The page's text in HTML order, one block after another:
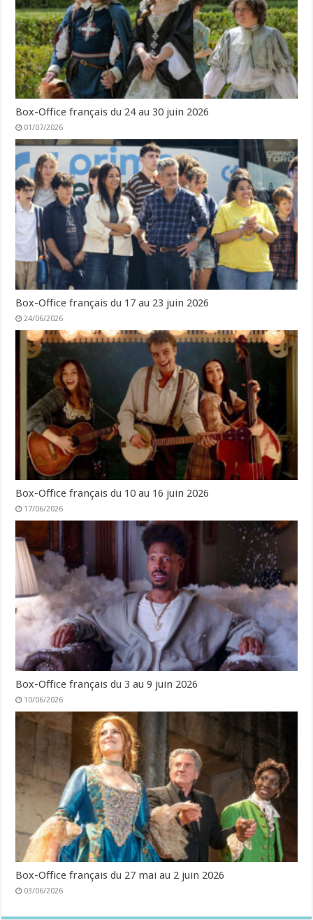
Box-Office français du 24 au 30 juin 2026
01/07/2026
Box-Office français du 17 au 23 juin 2026
24/06/2026
Box-Office français du 10 au 16 juin 2026
17/06/2026
Box-Office français du 3 au 9 juin 2026
10/06/2026
Box-Office français du 27 mai au 2 juin 2026
03/06/2026